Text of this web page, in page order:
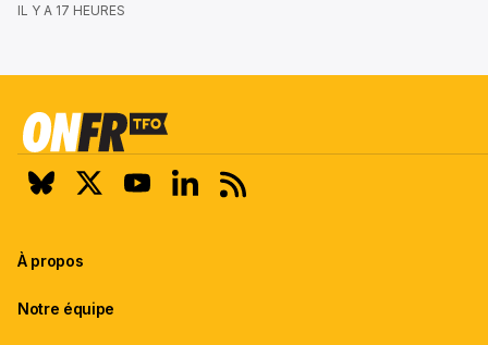
IL Y A 17 HEURES
À propos
Notre équipe